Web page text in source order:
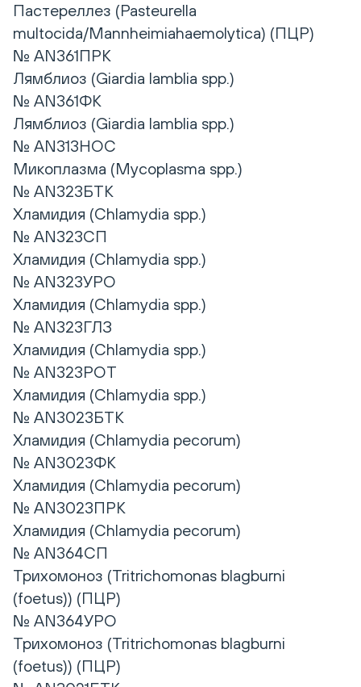
Пастереллез (Pasteurella
multocida/Mannheimiahaemolytica) (ПЦР)
№ AN361ПРК
Лямблиоз (Giardia lamblia spp.)
№ AN361ФК
Лямблиоз (Giardia lamblia spp.)
№ AN313НОС
Микоплазма (Mycoplasma spp.)
№ AN323БТК
Хламидия (Chlamydia spp.)
№ AN323СП
Хламидия (Chlamydia spp.)
№ AN323УРО
Хламидия (Chlamydia spp.)
№ AN323ГЛЗ
Хламидия (Chlamydia spp.)
№ AN323РОТ
Хламидия (Chlamydia spp.)
№ AN3023БТК
Хламидия (Chlamydia pecorum)
№ AN3023ФК
Хламидия (Chlamydia pecorum)
№ AN3023ПРК
Хламидия (Chlamydia pecorum)
№ AN364СП
Трихомоноз (Tritrichomonas blagburni
(foetus)) (ПЦР)
№ AN364УРО
Трихомоноз (Tritrichomonas blagburni
(foetus)) (ПЦР)